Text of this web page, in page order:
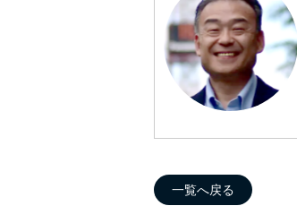
一覧へ戻る